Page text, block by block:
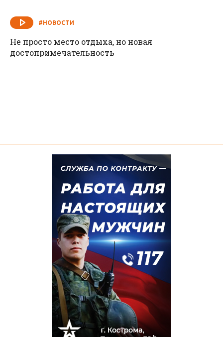
#НОВОСТИ
Не просто место отдыха, но новая
достопримечательность